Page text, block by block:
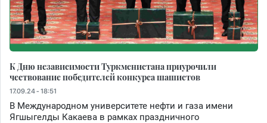
К Дню независимости Туркменистана приурочили
чествование победителей конкурса шашистов
17.09.24 - 18:51
В Международном университете нефти и газа имени
Ягшыгелды Какаева в рамках праздничного